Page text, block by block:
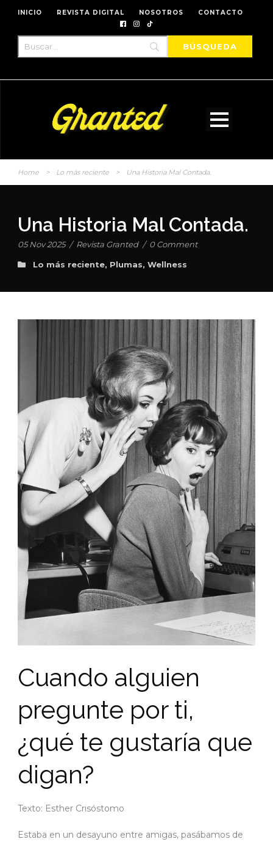
INICIO REVISTA DIGITAL NOSOTROS CONTACTO
Home > Lo más reciente > Una Historia Mal Contada.
Una Historia Mal Contada.
05 Nov 2025 / Revista Granted / 0 Comment
Lo más reciente, Plumas, Wellness
Cuando alguien
pregunte por ti,
¿qué te gustaría que
digan?
Texto: Esther Crisóstomo
Estaba en un desayuno entre amigas, pasábamos de